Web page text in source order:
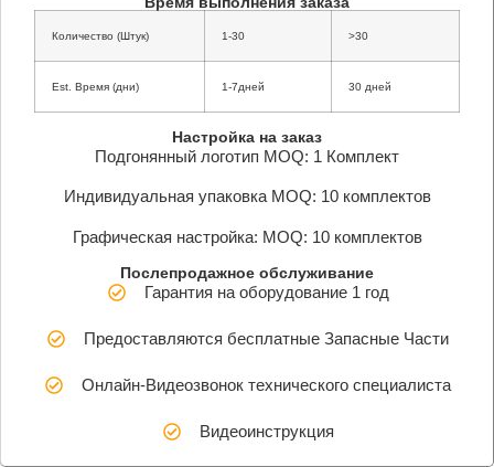
Количество (Штук) 1-30 >30
Est. Время (дни) 1-7дней 30 дней
Настройка на заказ
Подгонянный логотип MOQ: 1 Комплект
Индивидуальная упаковка MOQ: 10 комплектов
Графическая настройка: MOQ: 10 комплектов
Послепродажное обслуживание
Гарантия на оборудование 1 год
Предоставляются бесплатные Запасные Части
Онлайн-Видеозвонок технического специалиста
Видеоинструкция